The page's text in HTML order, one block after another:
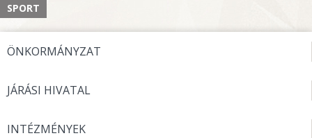
SPORT
ÖNKORMÁNYZAT
JÁRÁSI HIVATAL
INTÉZMÉNYEK